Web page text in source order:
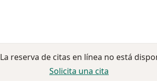
La reserva de citas en línea no está
Solicita una cita